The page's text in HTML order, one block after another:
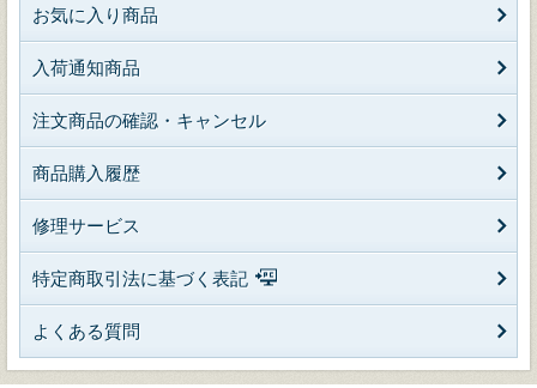
お気に入り商品
入荷通知商品
注文商品の確認・キャンセル
商品購入履歴
修理サービス
特定商取引法に基づく表記
よくある質問